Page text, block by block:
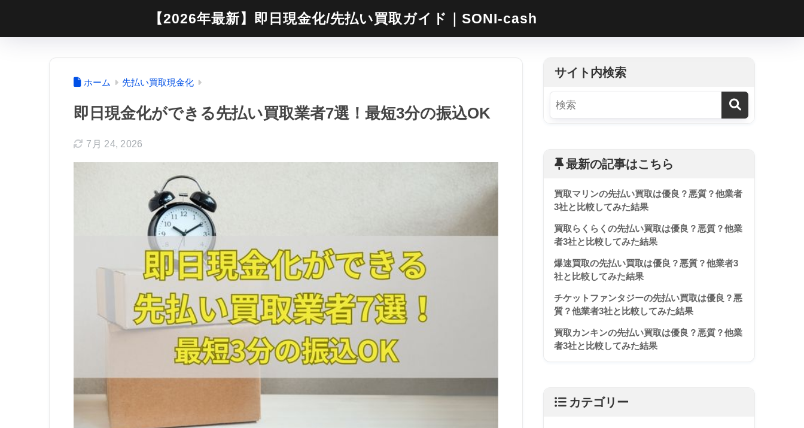
【2026年最新】即日現金化/先払い買取ガイド｜SONI-cash
ホーム 先払い買取現金化
即日現金化ができる先払い買取業者7選！最短3分の振込OK
7月 24, 2026
サイト内検索
最新の記事はこちら
買取マリンの先払い買取は優良？悪質？他業者
3社と比較してみた結果
買取らくらくの先払い買取は優良？悪質？他業
者3社と比較してみた結果
爆速買取の先払い買取は優良？悪質？他業者3
社と比較してみた結果
チケットファンタジーの先払い買取は優良？悪
質？他業者3社と比較してみた結果
買取カンキンの先払い買取は優良？悪質？他業
者3社と比較してみた結果
カテゴリー